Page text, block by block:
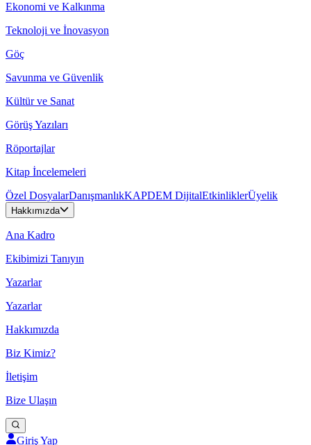
Ekonomi ve Kalkınma
Teknoloji ve İnovasyon
Göç
Savunma ve Güvenlik
Kültür ve Sanat
Görüş Yazıları
Röportajlar
Kitap İncelemeleri
Özel DosyalarDanışmanlıkKAPDEM DijitalEtkinliklerÜyelik
Hakkımızda
Ana Kadro
Ekibimizi Tanıyın
Yazarlar
Yazarlar
Hakkımızda
Biz Kimiz?
İletişim
Bize Ulaşın
Giriş Yap